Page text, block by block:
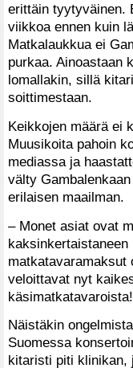
erittäin tyytyväinen.
viikkoa ennen kuin
Matkalaukkua ei
purkaa. Ainoastaan
lomallakin, sillä
soittimestaan.
Keikkojen määrä ei
Muusikoita pahoin
mediassa ja
välty
erilaisen maailman.
– Monet asiat ovat
matkatavaramaksut
veloittavat nyt
käsimatkatavaroista!
Näistäkin
Suomessa
kitaristi piti klinikan,